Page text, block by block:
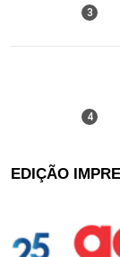
EDIÇÃO